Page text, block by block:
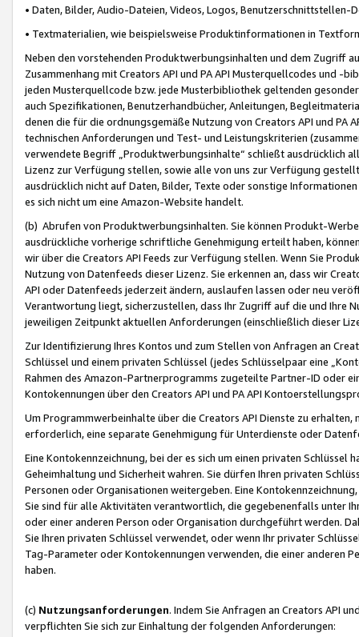
• Daten, Bilder, Audio-Dateien, Videos, Logos, Benutzerschnittstellen-
• Textmaterialien, wie beispielsweise Produktinformationen in
Neben den vorstehenden Produktwerbungsinhalten und dem Zugriff
Zusammenhang mit Creators API und PA API Musterquellcodes und
jeden Musterquellcode bzw. jede Musterbibliothek geltenden
auch Spezifikationen, Benutzerhandbücher, Anleitungen,
denen die für die ordnungsgemäße Nutzung von Creators API und PA
technischen Anforderungen und Test- und Leistungskriterien
verwendete Begriff „Produktwerbungsinhalte“ schließt ausdrücklich
Lizenz zur Verfügung stellen, sowie alle von uns zur Verfügung
ausdrücklich nicht auf Daten, Bilder, Texte oder sonstige
es sich nicht um eine Amazon-Website handelt.
(b) Abrufen von Produktwerbungsinhalten. Sie können Produkt-
ausdrückliche vorherige schriftliche Genehmigung erteilt haben,
wir über die Creators API Feeds zur Verfügung stellen. Wenn Sie
Nutzung von Datenfeeds dieser Lizenz. Sie erkennen an, dass wir
API oder Datenfeeds jederzeit ändern, auslaufen lassen oder neu
Verantwortung liegt, sicherzustellen, dass Ihr Zugriff auf die und Ihre
jeweiligen Zeitpunkt aktuellen Anforderungen (einschließlich dieser
Zur Identifizierung Ihres Kontos und zum Stellen von Anfragen an
Schlüssel und einem privaten Schlüssel (jedes Schlüsselpaar eine
Rahmen des Amazon-Partnerprogramms zugeteilte Partner-ID oder
Kontokennungen über den Creators API und PA API
Um Programmwerbeinhalte über die Creators API Dienste zu
erforderlich, eine separate Genehmigung für Unterdienste oder
Eine Kontokennzeichnung, bei der es sich um einen privaten
Geheimhaltung und Sicherheit wahren. Sie dürfen Ihren privaten
Personen oder Organisationen weitergeben. Eine
Sie sind für alle Aktivitäten verantwortlich, die gegebenenfalls unter
oder einer anderen Person oder Organisation durchgeführt werden.
Sie Ihren privaten Schlüssel verwendet, oder wenn Ihr privater
Tag-Parameter oder Kontokennungen verwenden, die einer anderen
haben.
(c) Nutzungsanforderungen. Indem Sie Anfragen an Creators API
verpflichten Sie sich zur Einhaltung der folgenden Anforderungen: